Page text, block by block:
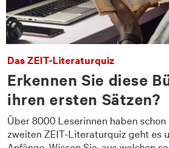
Das ZEIT-Literaturquiz
Erkennen Sie diese
ihren ersten Sätzen?
Über 8000 Leserinnen haben
zweiten ZEIT-Literaturquiz geht es